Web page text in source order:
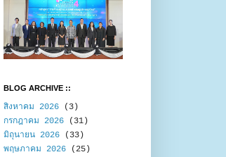
BLOG ARCHIVE ::
สิงหาคม 2026 (3)
กรกฎาคม 2026 (31)
มิถุนายน 2026 (33)
พฤษภาคม 2026 (25)